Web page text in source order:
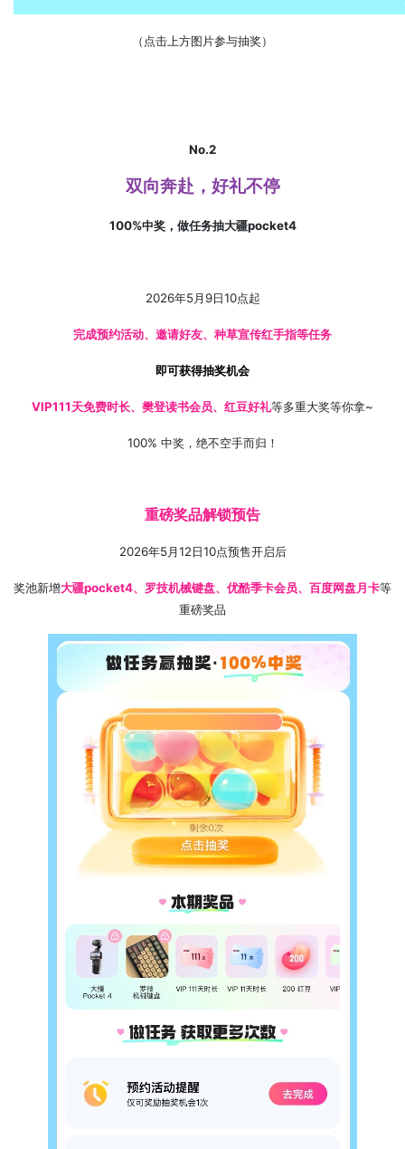
（点击上方图片参与抽奖）
No.2
双向奔赴，好礼不停
100%中奖，做任务抽大疆pocket4
2026年5月9日10点起
完成预约活动、邀请好友、种草宣传红手指等任务
即可获得抽奖机会
VIP111天免费时长、樊登读书会员、红豆好礼等多重大奖等你拿~
100% 中奖，绝不空手而归！
重磅奖品解锁预告
2026年5月12日10点预售开启后
奖池新增大疆pocket4、 罗技机械键盘、优酷季卡会员、百度网盘月卡等
重磅奖品